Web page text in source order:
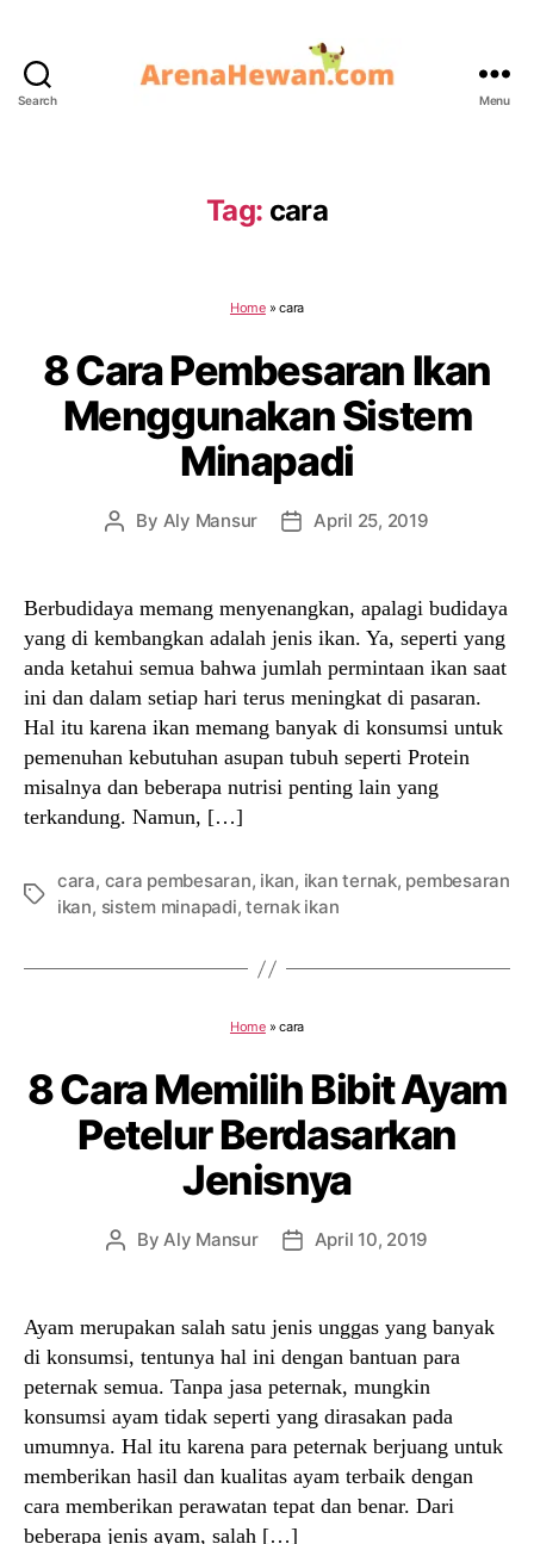
Search Menu
Tag: cara
Home»cara
8 Cara Pembesaran Ikan
Menggunakan Sistem
Minapadi
Post
By Aly Mansur
PostApril 25, 2019
Berbudidaya memang menyenangkan, apalagi budidaya
yang di kembangkan adalah jenis ikan. Ya, seperti yang
anda ketahui semua bahwa jumlah permintaan ikan saat
ini dan dalam setiap hari terus meningkat di pasaran.
Hal itu karena ikan memang banyak di konsumsi untuk
pemenuhan kebutuhan asupan tubuh seperti Protein
misalnya dan beberapa nutrisi penting lain yang
terkandung. Namun, […]
Tags
cara, cara pembesaran, ikan, ikan ternak, pembesaran
ikan, sistem minapadi,ternak ikan
Home»cara
8 Cara Memilih Bibit Ayam
Petelur Berdasarkan
Jenisnya
PostByAly Mansur
PostApril 10, 2019
Ayam merupakan salah satu jenis unggas yang banyak
di konsumsi, tentunya hal ini dengan bantuan para
peternak semua. Tanpa jasa peternak, mungkin
konsumsi ayam tidak seperti yang dirasakan pada
umumnya. Hal itu karena para peternak berjuang untuk
memberikan hasil dan kualitas ayam terbaik dengan
cara memberikan perawatan tepat dan benar. Dari
beberapa jenis ayam, salah […]